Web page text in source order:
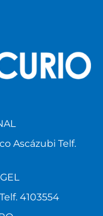
Ascázubi Telf.
4103554